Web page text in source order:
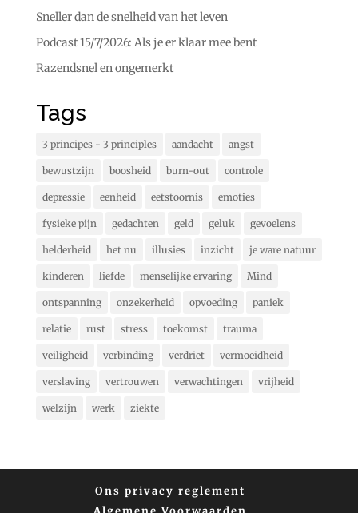
Sneller dan de snelheid van het leven
Podcast 15/7/2026: Als je er klaar mee bent
Razendsnel en ongemerkt
Tags
3 principes - 3 principles aandacht angst
bewustzijn boosheid burn-out controle
depressie eenheid eetstoornis emoties
fysieke pijn gedachten geld geluk gevoelens
helderheid het nu illusies inzicht je ware natuur
kinderen liefde menselijke ervaring Mind
ontspanning onzekerheid opvoeding paniek
relatie rust stress toekomst trauma
veiligheid verbinding verdriet vermoeidheid
verslaving vertrouwen verwachtingen vrijheid
welzijn werk ziekte
Ons privacy reglement